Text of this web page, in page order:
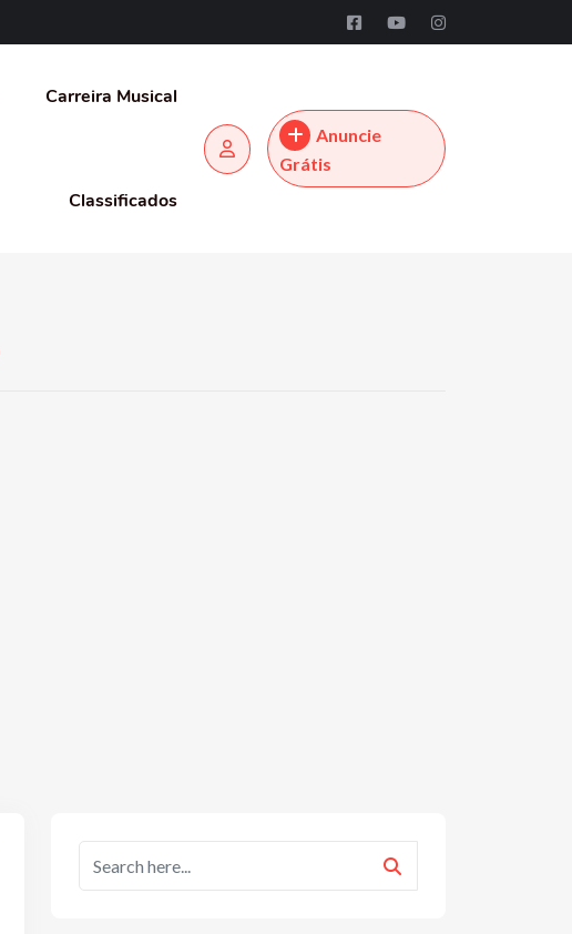
Carreira Musical
Classificados
Anuncie
Grátis